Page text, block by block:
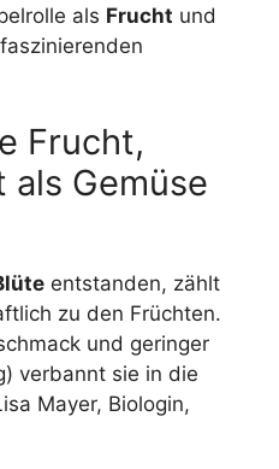
als Frucht und
Frucht,
Gemüse
entstanden, zählt
zu den Früchten.
und geringer
verbannt sie in die
Mayer, Biologin,